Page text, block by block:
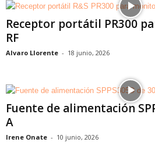
Receptor portátil PR300
RF
Alvaro Llorente - 18 junio, 2026
Fuente de alimentación
A
Irene Onate - 10 junio, 2026